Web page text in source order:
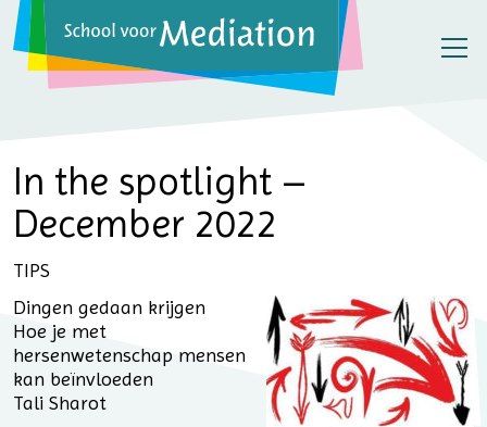
In the spotlight –
December 2022
TIPS
Dingen gedaan krijgen
Hoe je met
hersenwetenschap mensen
kan beïnvloeden
Tali Sharot